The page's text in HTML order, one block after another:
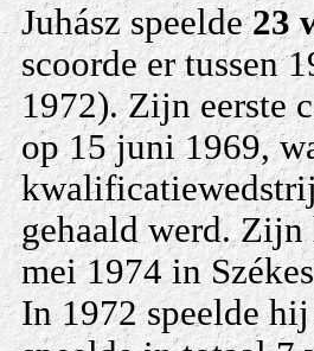
Juhász speelde23
scoorde er tussen
1972). Zijn eerste
op 15 juni 1969,
gehaald werd. Zijn
mei 1974 in
In 1972 speelde